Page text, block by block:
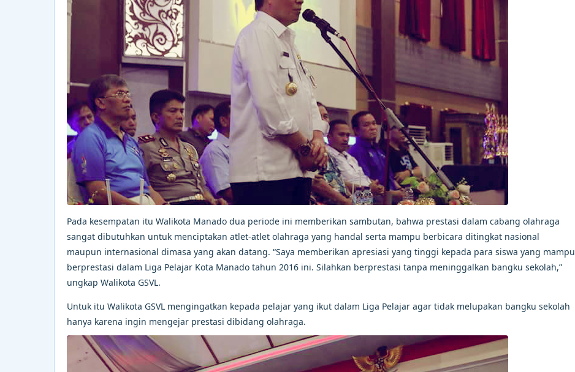
Pada kesempatan itu Walikota Manado dua periode ini memberikan sambutan, bahwa prestasi dalam cabang olahraga
sangat dibutuhkan untuk menciptakan atlet-atlet olahraga yang handal serta mampu berbicara ditingkat nasional
maupun internasional dimasa yang akan datang. “Saya memberikan apresiasi yang tinggi kepada para siswa yang mampu
berprestasi dalam Liga Pelajar Kota Manado tahun 2016 ini. Silahkan berprestasi tanpa meninggalkan bangku sekolah,”
ungkap Walikota GSVL.
Untuk itu Walikota GSVL mengingatkan kepada pelajar yang ikut dalam Liga Pelajar agar tidak melupakan bangku sekolah
hanya karena ingin mengejar prestasi dibidang olahraga.